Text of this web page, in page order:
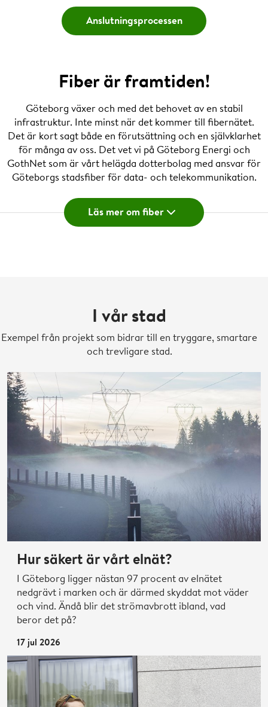
Anslutningsprocessen
Fiber är framtiden!
Göteborg växer och med det behovet av en stabil
infrastruktur. Inte minst när det kommer till fibernätet.
Det är kort sagt både en förutsättning och en självklarhet
för många av oss. Det vet vi på Göteborg Energi och
GothNet som är vårt helägda dotterbolag med ansvar för
Göteborgs stadsfiber för data- och telekommunikation.
samhällsfunktioner som sjukhus, polis och
räddningstjänst. Det måste helt enkelt fungera för att vi
Läs mer om fiber
I vår stad
Exempel från projekt som bidrar till en tryggare, smartare
och trevligare stad.
Hur säkert är vårt elnät?
I Göteborg ligger nästan 97 procent av elnätet
nedgrävt i marken och är därmed skyddat mot väder
och vind. Ändå blir det strömavbrott ibland, vad
beror det på?
17 jul 2026